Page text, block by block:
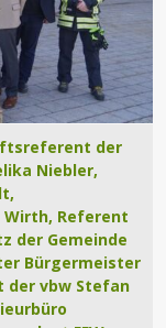
der
Niebler,
Referent
der Gemeinde
Bürgermeister
der vbw Stefan